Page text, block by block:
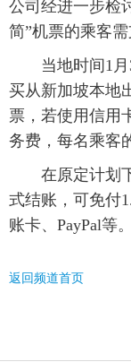
图片
旅游
金融
富媒体
新华电视中文
公司经进一步检
简”机票的乘客
当地时间1月3
买从新加坡本地
票，若使用信用
务费，每名乘客
在原定计划下
式结账，可免付
账卡、PayPal等。
返回频道首页